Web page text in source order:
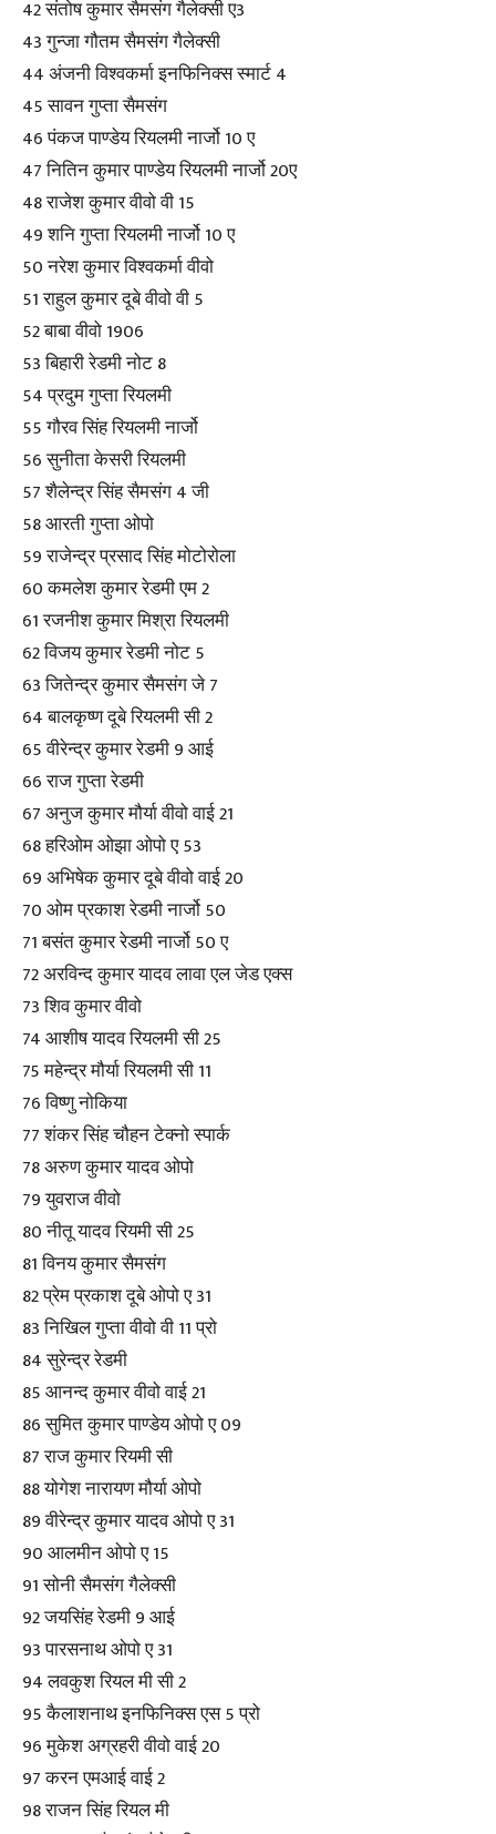
42 संतोष कुमार सैमसंग गैलेक्सी ए3
43 गुन्जा गौतम सैमसंग गैलेक्सी
44 अंजनी विश्वकर्मा इनफिनिक्स स्मार्ट 4
45 सावन गुप्ता सैमसंग
46 पंकज पाण्डेय रियलमी नार्जो 10 ए
47 नितिन कुमार पाण्डेय रियलमी नार्जो 20ए
48 राजेश कुमार वीवो वी 15
49 शनि गुप्ता रियलमी नार्जो 10 ए
50 नरेश कुमार विश्वकर्मा वीवो
51 राहुल कुमार दूबे वीवो वी 5
52 बाबा वीवो 1906
53 बिहारी रेडमी नोट 8
54 प्रदुम गुप्ता रियलमी
55 गौरव सिंह रियलमी नार्जो
56 सुनीता केसरी रियलमी
57 शैलेन्द्र सिंह सैमसंग 4 जी
58 आरती गुप्ता ओपो
59 राजेन्द्र प्रसाद सिंह मोटोरोला
60 कमलेश कुमार रेडमी एम 2
61 रजनीश कुमार मिश्रा रियलमी
62 विजय कुमार रेडमी नोट 5
63 जितेन्द्र कुमार सैमसंग जे 7
64 बालकृष्ण दूबे रियलमी सी 2
65 वीरेन्द्र कुमार रेडमी 9 आई
66 राज गुप्ता रेडमी
67 अनुज कुमार मौर्या वीवो वाई 21
68 हरिओम ओझा ओपो ए 53
69 अभिषेक कुमार दूबे वीवो वाई 20
70 ओम प्रकाश रेडमी नार्जो 50
71 बसंत कुमार रेडमी नार्जो 50 ए
72 अरविन्द कुमार यादव लावा एल जेड एक्स
73 शिव कुमार वीवो
74 आशीष यादव रियलमी सी 25
75 महेन्द्र मौर्या रियलमी सी 11
76 विष्णु नोकिया
77 शंकर सिंह चौहन टेक्नो स्पार्क
78 अरुण कुमार यादव ओपो
79 युवराज वीवो
80 नीतू यादव रियमी सी 25
81 विनय कुमार सैमसंग
82 प्रेम प्रकाश दूबे ओपो ए 31
83 निखिल गुप्ता वीवो वी 11 प्रो
84 सुरेन्द्र रेडमी
85 आनन्द कुमार वीवो वाई 21
86 सुमित कुमार पाण्डेय ओपो ए 09
87 राज कुमार रियमी सी
88 योगेश नारायण मौर्या ओपो
89 वीरेन्द्र कुमार यादव ओपो ए 31
90 आलमीन ओपो ए 15
91 सोनी सैमसंग गैलेक्सी
92 जयसिंह रेडमी 9 आई
93 पारसनाथ ओपो ए 31
94 लवकुश रियल मी सी 2
95 कैलाशनाथ इनफिनिक्स एस 5 प्रो
96 मुकेश अग्रहरी वीवो वाई 20
97 करन एमआई वाई 2
98 राजन सिंह रियल मी